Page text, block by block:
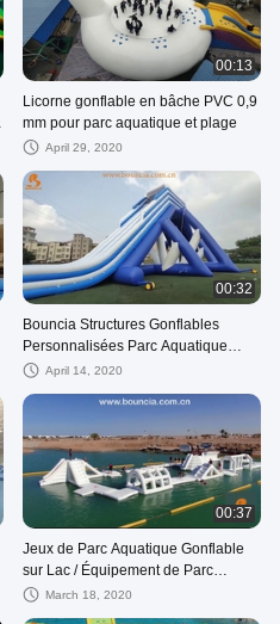
00:13
Licorne gonflable en bâche PVC 0,9
mm pour parc aquatique et plage
April 29, 2020
00:32
Bouncia Structures Gonflables
Personnalisées Parc Aquatique
Flottant Solution Toboggan Géant
April 14, 2020
00:37
Jeux de Parc Aquatique Gonflable
sur Lac / Équipement de Parc
Aquatique Gonflable
March 18, 2020